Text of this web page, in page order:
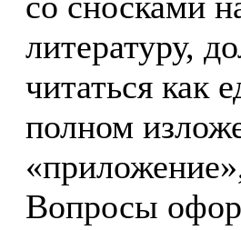
литературу,
читаться как
полном
Вопросы